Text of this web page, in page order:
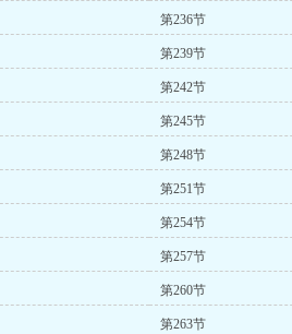
第236节
第239节
第242节
第245节
第248节
第251节
第254节
第257节
第260节
第263节